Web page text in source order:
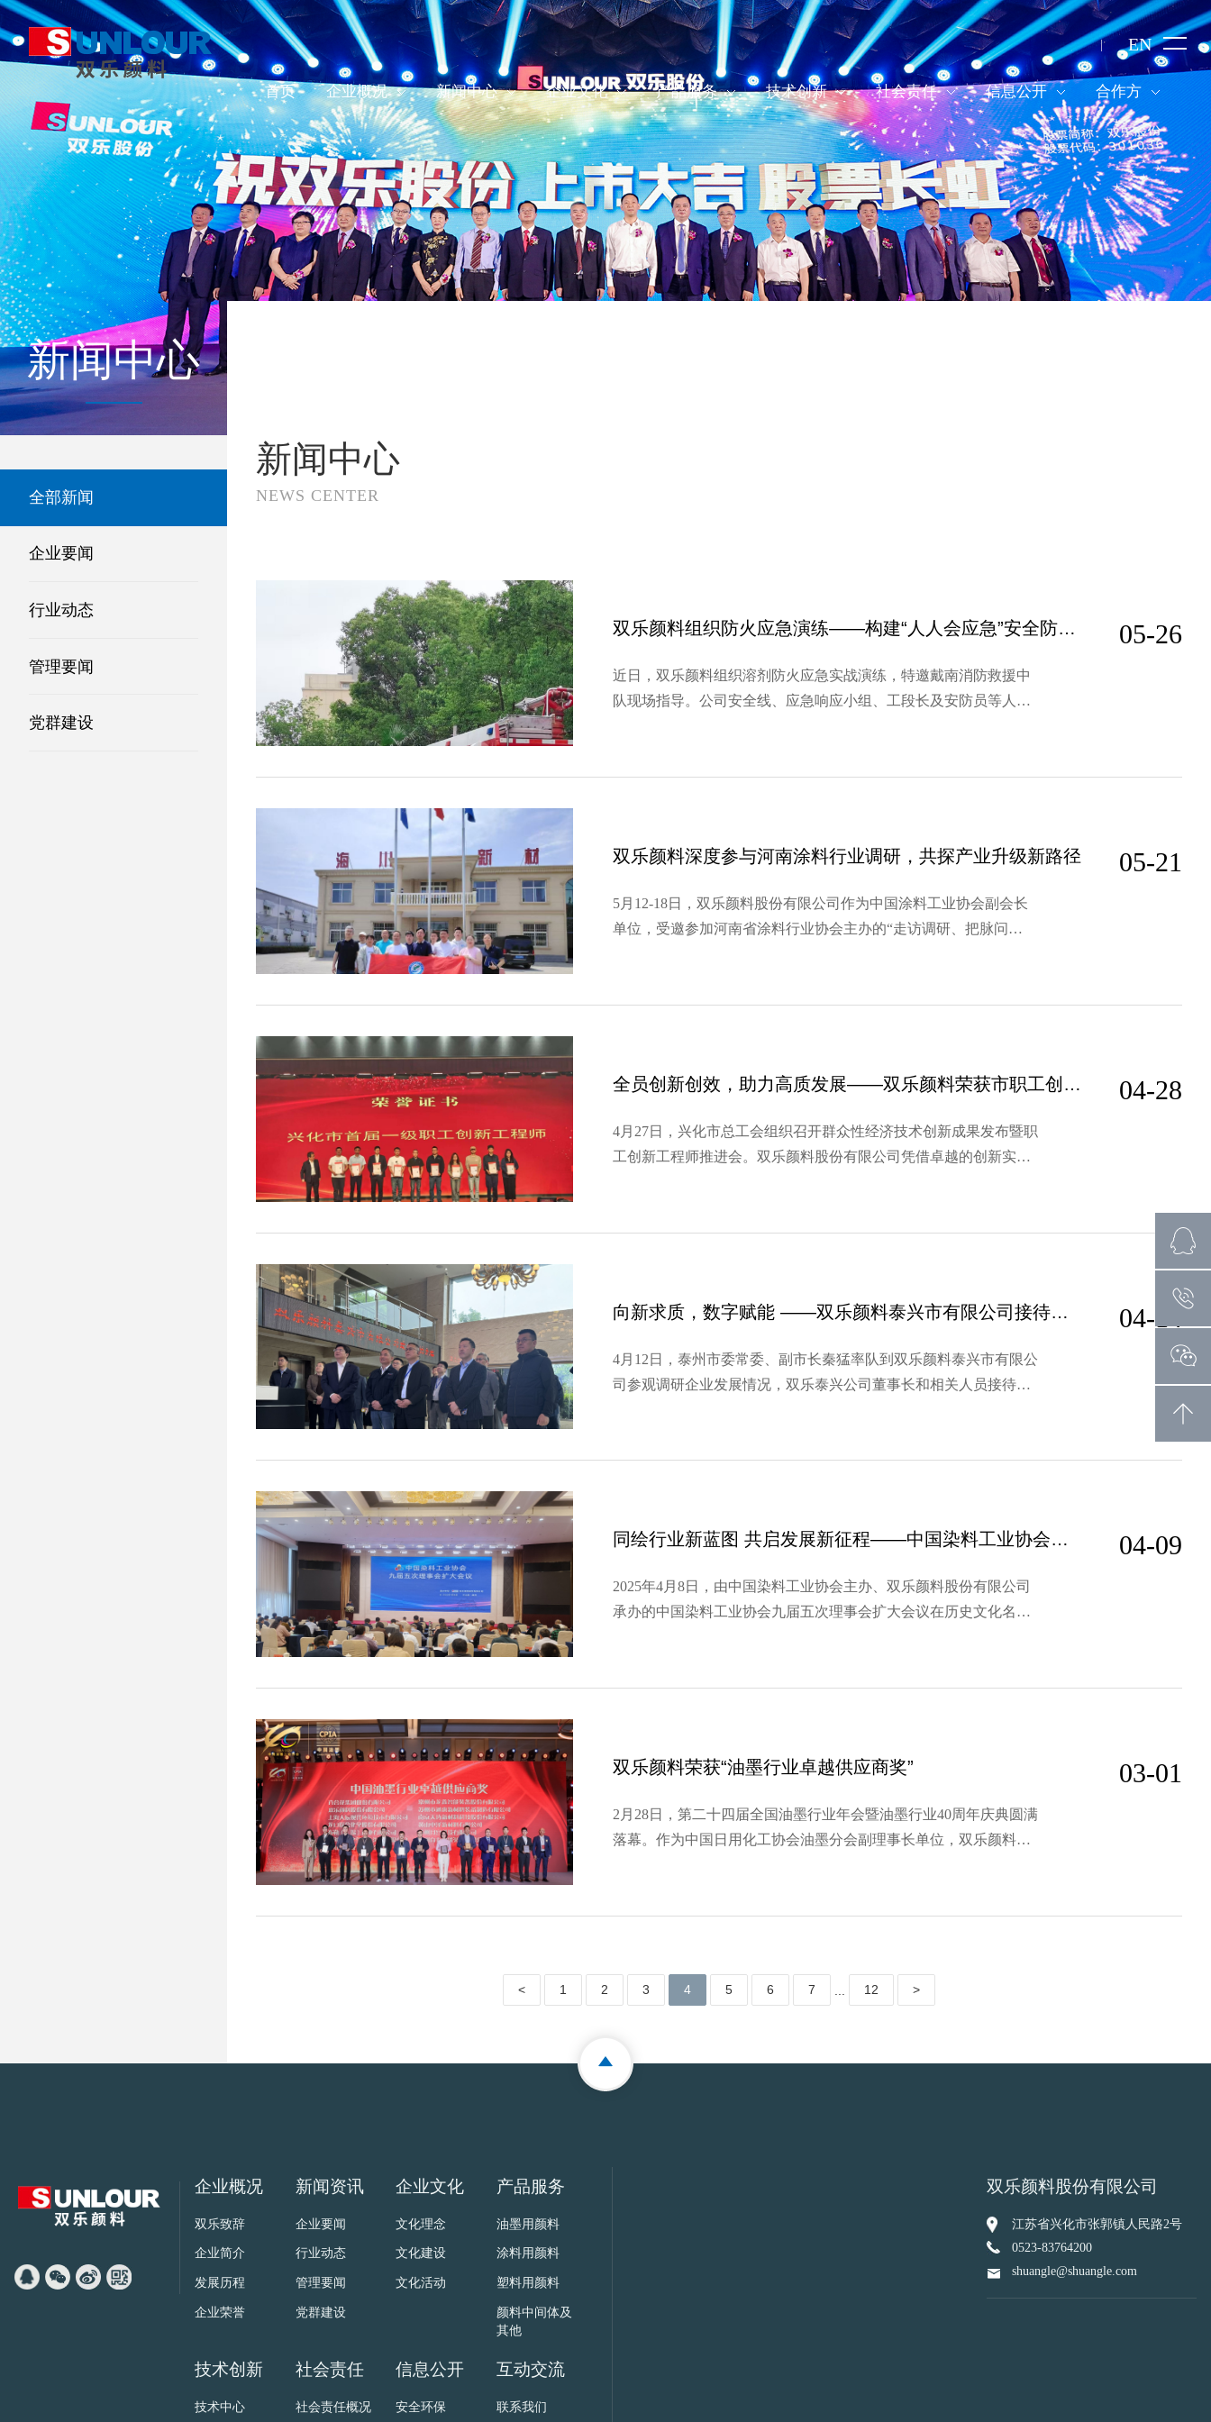
EN
首页 企业概况 新闻中心 企业文化 产品服务 技术创新 社会责任 信息公开 合作方
新闻中心
全部新闻
企业要闻
行业动态
管理要闻
党群建设
新闻中心
NEWS CENTER
双乐颜料组织防火应急演练——构建“人人会应急”安全防线，筑牢安全管理铜墙铁壁 05-26
近日，双乐颜料组织溶剂防火应急实战演练，特邀戴南消防救援中
队现场指导。公司安全线、应急响应小组、工段长及安防员等人员
消结合”原则，按应急预…
双乐颜料深度参与河南涂料行业调研，共探产业升级新路径 05-21
5月12-18日，双乐颜料股份有限公司作为中国涂料工业协会副会长
单位，受邀参加河南省涂料行业协会主办的“走访调研、把脉问
涂料企业的产品升级趋势明…
全员创新创效，助力高质发展——双乐颜料荣获市职工创新型企业称号 04-28
4月27日，兴化市总工会组织召开群众性经济技术创新成果发布暨职
工创新工程师推进会。双乐颜料股份有限公司凭借卓越的创新实践
成果奖；戚加忠等4名员工…
向新求质，数字赋能 ——双乐颜料泰兴市有限公司接待泰州市领导调研 04-14
4月12日，泰州市委常委、副市长秦猛率队到双乐颜料泰兴市有限公
司参观调研企业发展情况，双乐泰兴公司董事长和相关人员接待。
升能源使用效率和生产活动…
同绘行业新蓝图 共启发展新征程——中国染料工业协会九届五次理事会扩大会议在扬州召开 04-09
2025年4月8日，由中国染料工业协会主办、双乐颜料股份有限公司
承办的中国染料工业协会九届五次理事会扩大会议在历史文化名城
长和双乐颜料董事长杨汉洲…
双乐颜料荣获“油墨行业卓越供应商奖” 03-01
2月28日，第二十四届全国油墨行业年会暨油墨行业40周年庆典圆满
落幕。作为中国日用化工协会油墨分会副理事长单位，双乐颜料以
了中国油墨行业40年发展…
< 1 2 3 4 5 6 7 12 >
企业概况
双乐致辞
企业简介
发展历程
企业荣誉
新闻资讯
企业要闻
行业动态
管理要闻
党群建设
企业文化
文化理念
文化建设
文化活动
产品服务
油墨用颜料
涂料用颜料
塑料用颜料
颜料中间体及
其他
技术创新
技术中心
社会责任
社会责任概况
信息公开
安全环保
互动交流
联系我们
双乐颜料股份有限公司
江苏省兴化市张郭镇人民路2号
0523-83764200
shuangle@shuangle.com